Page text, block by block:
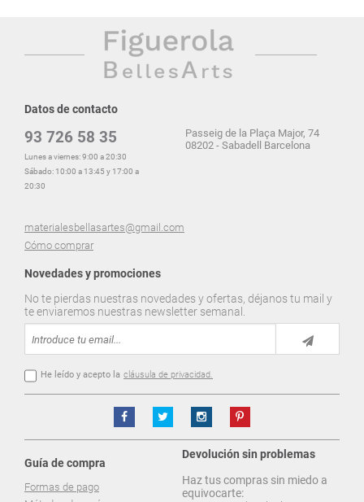
Datos de contacto
93 726 58 35
Lunes a viernes: 9:00 a 20:30
Sábado: 10:00 a 13:45 y 17:00 a
20:30
materialesbellasartes@gmail.com
Cómo comprar
Passeig de la Plaça Major, 74
08202 - Sabadell Barcelona
Novedades y promociones
No te pierdas nuestras novedades y ofertas, déjanos tu mail y
te enviaremos nuestras newsletter semanal.
He leído y acepto la cláusula de privacidad.
Guía de compra
Formas de pago
Devolución sin problemas
Haz tus compras sin miedo a
equivocarte: